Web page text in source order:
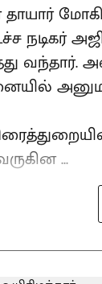
தாயார்
நடிகர்
வந்தார்.
...